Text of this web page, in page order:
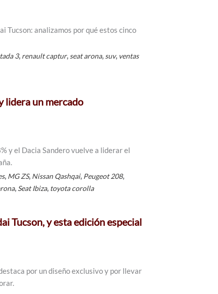
Tucson: analizamos por qué estos cinco
3, renault captur, seat arona, suv, ventas
lidera un mercado
y el Dacia Sandero vuelve a liderar el
, MG ZS, Nissan Qashqai, Peugeot 208,
, Seat Ibiza, toyota corolla
Tucson, y esta edición especial
por un diseño exclusivo y por llevar